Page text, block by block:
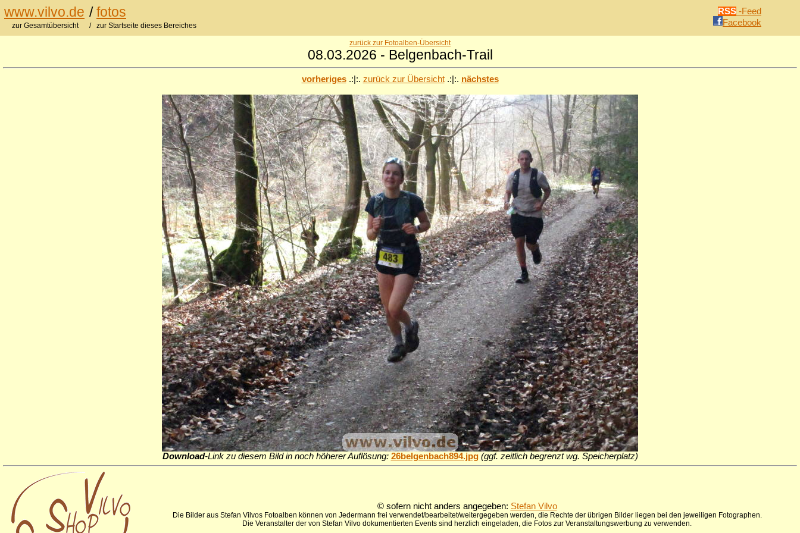
www.vilvo.de /fotos RSS -Feed
Facebook
zur Gesamtübersicht / zur Startseite dieses Bereiches
zurück zur Fotoalben-Übersicht
08.03.2026 - Belgenbach-Trail
vorheriges.:|:. zurück zur Übersicht.:|:. nächstes
Download-Link zu diesem Bild in noch höherer Auflösung: 26belgenbach894.jpg (ggf. zeitlich begrenzt wg. Speicherplatz)
© sofern nicht anders angegeben: Stefan Vilvo
Die Bilder aus Stefan Vilvos Fotoalben können von Jedermann frei verwendet/bearbeitet/weitergegeben werden, die Rechte der übrigen Bilder liegen bei den jeweiligen Fotographen.
Die Veranstalter der von Stefan Vilvo dokumentierten Events sind herzlich eingeladen, die Fotos zur Veranstaltungswerbung zu verwenden.